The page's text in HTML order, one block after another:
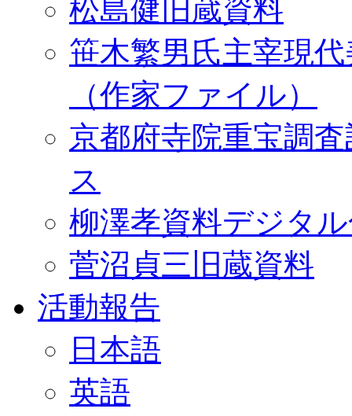
松島健旧蔵資料
笹木繁男氏主宰現
（作家ファイル）
京都府寺院重宝調
ス
柳澤孝資料デジタ
菅沼貞三旧蔵資料
活動報告
日本語
英語